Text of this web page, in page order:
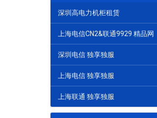
深圳高电力机柜租赁
上海电信CN2&联通9929 精品网
深圳电信 独享独服
上海电信 独享独服
上海联通 独享独服